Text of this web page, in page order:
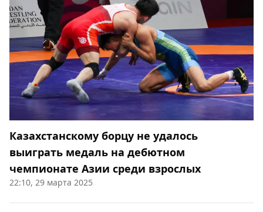
Казахстанскому борцу не удалось
выиграть медаль на дебютном
чемпионате Азии среди взрослых
22:10, 29 марта 2025